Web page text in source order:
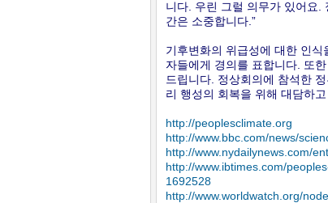
니다. 우린 그럴 의무가 있어요.
간은 소중합니다.”
기후변화의 위급성에 대한 인
자들에게 경의를 표합니다. 또
드립니다. 정상회의에 참석한
리 행성의 회복을 위해 대담하
http://peoplesclimate.org
http://www.bbc.com/news/
http://www.nydailynews.com/
http://www.ibtimes.com/
1692528
http://www.worldwatch.org/